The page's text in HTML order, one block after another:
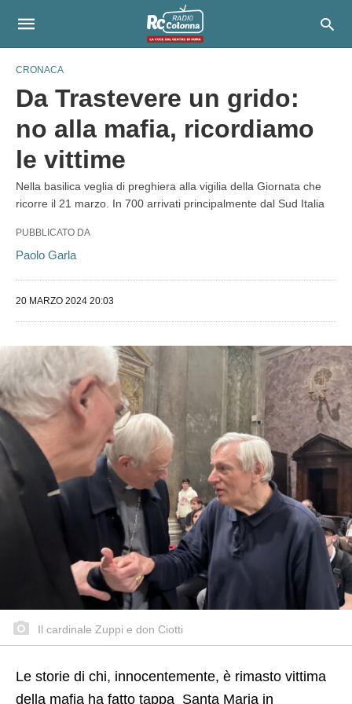
CRONACA
Da Trastevere un grido:
no alla mafia, ricordiamo
le vittime
Nella basilica veglia di preghiera alla vigilia della Giornata che
ricorre il 21 marzo. In 700 arrivati principalmente dal Sud Italia
PUBBLICATO DA
Paolo Garla
20 MARZO 2024 20:03
Il cardinale Zuppi e don Ciotti
Le storie di chi, innocentemente, è rimasto vittima
della mafia ha fatto tappa Santa Maria in